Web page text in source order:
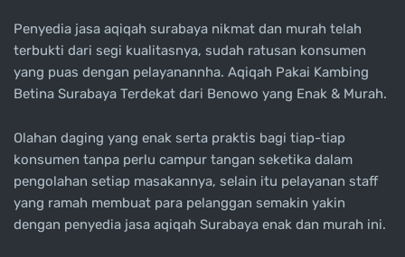
Penyedia jasa aqiqah surabaya nikmat dan murah telah
terbukti dari segi kualitasnya, sudah ratusan konsumen
yang puas dengan pelayanannha. Aqiqah Pakai Kambing
Betina Surabaya Terdekat dari Benowo yang Enak & Murah.
Olahan daging yang enak serta praktis bagi tiap-tiap
konsumen tanpa perlu campur tangan seketika dalam
pengolahan setiap masakannya, selain itu pelayanan staff
yang ramah membuat para pelanggan semakin yakin
dengan penyedia jasa aqiqah Surabaya enak dan murah ini.